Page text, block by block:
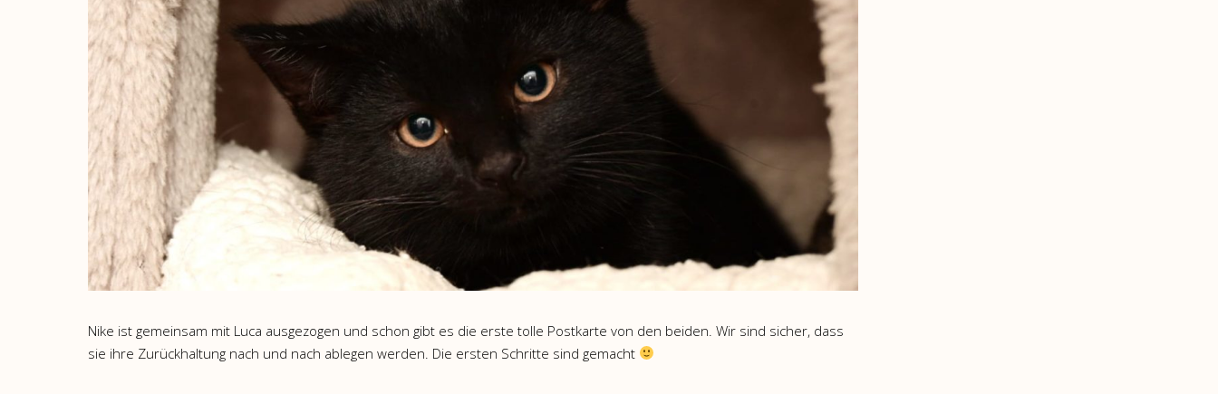
Nike ist gemeinsam mit Luca ausgezogen und schon gibt es die erste tolle Postkarte von den beiden. Wir sind sicher, dass
sie ihre Zurückhaltung nach und nach ablegen werden. Die ersten Schritte sind gemacht